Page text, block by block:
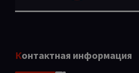
Контактная информация